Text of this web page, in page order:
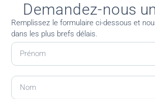
Demandez-nous
Remplissez le formulaire ci-dessous et
dans les plus brefs délais.